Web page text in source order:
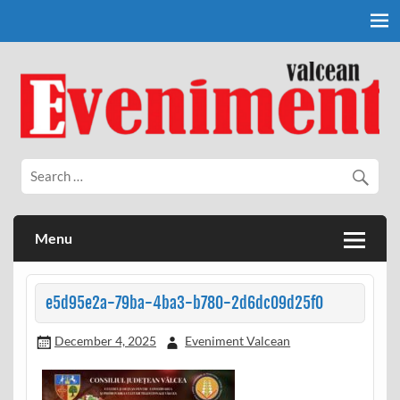
Eveniment Valcean
Menu
e5d95e2a-79ba-4ba3-b780-2d6dc09d25f0
December 4, 2025 Eveniment Valcean